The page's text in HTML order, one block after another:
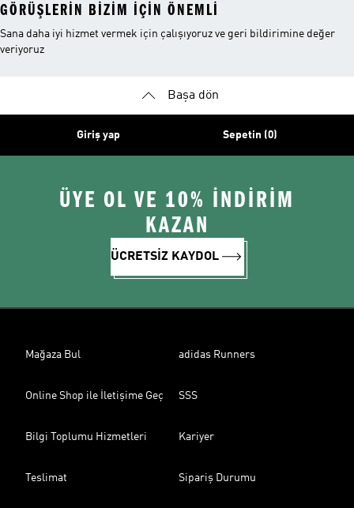
GÖRÜŞLERIN BIZIM IÇIN ÖNEMLI
Sana daha iyi hizmet vermek için çalışıyoruz ve geri bildirimine değer
veriyoruz
Başa dön
Giriş yap Sepetin (0)
ÜYE OL VE 10% İNDİRİM
KAZAN
ÜCRETSİZ KAYDOL
Mağaza Bul adidas Runners
Online Shop ile İletişime Geç SSS
Bilgi Toplumu Hizmetleri Kariyer
Teslimat Sipariş Durumu